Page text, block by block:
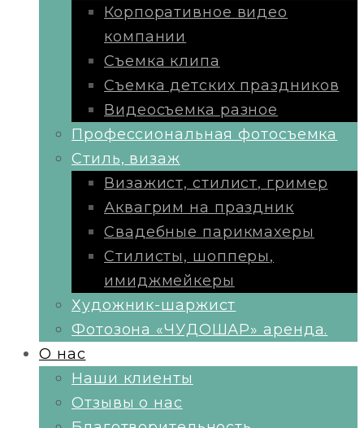
Корпоративное видео
компании
Съемка клипа
Съемка детских праздников
Видеосъемка разное
Профессиональная фотосъемка
Стиль, визаж
Визажист, стилист, гример
Аквагрим на праздник
Свадебные парикмахеры
Стилисты, шопперы,
имиджмейкеры
Художник-шаржист
Фотозона «ЧУДОШАР» аренда.
О нас
Наши клиенты
Отзывы о нас